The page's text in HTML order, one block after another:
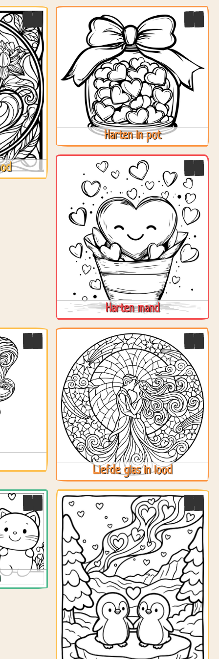
Harten in pot
Harten mand
Liefde glas in lood